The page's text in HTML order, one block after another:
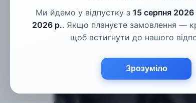
Ми йдемо у відпустку з 15 серпня 2026
2026 р.. Якщо плануєте замовлення —
щоб встигнути до нашого
Зрозуміло